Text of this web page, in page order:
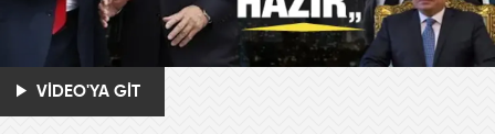
VİDEO'YA GİT